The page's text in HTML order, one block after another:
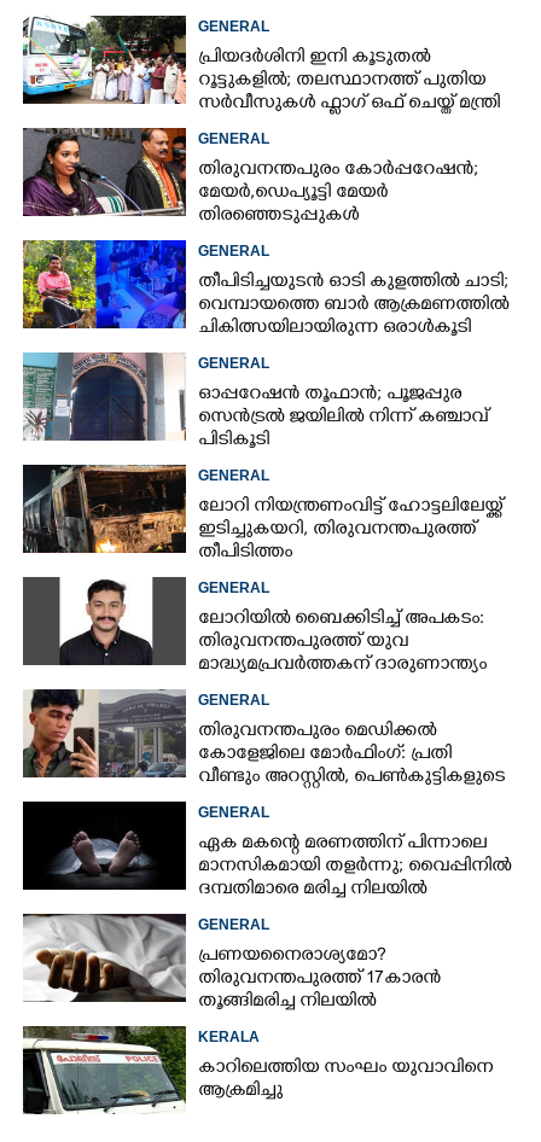
പ്രവർത്തിക്കുന്ന സ്‌ക്വാഡ്
GENERAL
പ്രിയദർശിനി ഇനി കൂടുതൽ
റൂട്ടുകളിൽ; തലസ്ഥാനത്ത് പുതിയ
സർവീസുകൾ ഫ്ലാഗ് ഒഫ് ചെയ്ത് മന്ത്രി
കെ മുരളീധരൻ
GENERAL
തിരുവനന്തപുരം കോർപ്പറേഷൻ;
മേയർ, ഡെപ്യൂട്ടി മേയർ
തിരഞ്ഞെടുപ്പുകൾ
റദ്ദാക്കണമെന്നാവശ്യപ്പെട്ട് സിപിഎം
GENERAL
തീപിടിച്ചയുടൻ ഓടി കുളത്തിൽ ചാടി;
വെമ്പായത്തെ ബാർ ആക്രമണത്തിൽ
ചികിത്സയിലായിരുന്ന ഒരാൾകൂടി
മരിച്ചു
GENERAL
ഓപ്പറേഷൻ തൂഫാൻ; പൂജപ്പുര
സെൻട്രൽ ജയിലിൽ നിന്ന് കഞ്ചാവ്
പിടികൂടി
GENERAL
ലോറി നിയന്ത്രണംവിട്ട് ഹോട്ടലിലേയ്ക്ക്
ഇടിച്ചുകയറി, തിരുവനന്തപുരത്ത്
തീപിടിത്തം
GENERAL
ലോറിയിൽ ബൈക്കിടിച്ച് അപകടം:
തിരുവനന്തപുരത്ത് യുവ
മാദ്ധ്യമപ്രവർത്തകന് ദാരുണാന്ത്യം
GENERAL
തിരുവനന്തപുരം മെഡിക്കൽ
കോളേജിലെ മോർഫിംഗ്: പ്രതി
വീണ്ടും അറസ്റ്റിൽ, പെൺകുട്ടികളുടെ
ചിത്രങ്ങളെടുത്തത് ഇൻസ്റ്റഗ്രാമിൽ
നിന്ന്
GENERAL
ഏക മകന്റെ മരണത്തിന് പിന്നാലെ
മാനസികമായി തളർന്നു; വൈപ്പിനിൽ
ദമ്പതിമാരെ മരിച്ച നിലയിൽ
കണ്ടെത്തി
GENERAL
പ്രണയനെെരാശ്യമോ?
തിരുവനന്തപുരത്ത് 17കാരൻ
തൂങ്ങിമരിച്ച നിലയിൽ
KERALA
കാറിലെത്തിയ സംഘം യുവാവിനെ
ആക്രമിച്ചു